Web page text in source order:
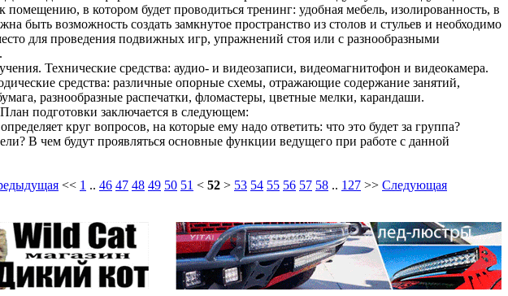
помещению, в котором будет проводиться тренинг: удобная мебель, изолированность, в
быть возможность создать замкнутое пространство из столов и стульев и необходимо
для проведения подвижных игр, упражнений стоя или с разнообразными
Технические средства: аудио- и видеозаписи, видеомагнитофон и видеокамера.
средства: различные опорные схемы, отражающие содержание занятий,
разнообразные распечатки, фломастеры, цветные мелки, карандаши.
подготовки заключается в следующем:
круг вопросов, на которые ему надо ответить: что это будет за группа?
В чем будут проявляться основные функции ведущего при работе с данной
<< 1 .. 46 47 48 49 50 51 < 52 > 53 54 55 56 57 58 .. 127 >> Следующая